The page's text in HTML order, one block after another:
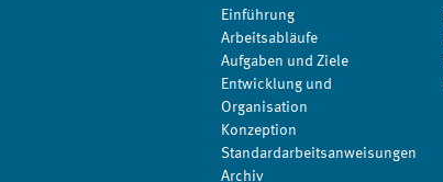
Einführung
Arbeitsabläufe
Aufgaben und Ziele
Entwicklung und
Organisation
Konzeption
Standardarbeitsanweisungen
Archiv